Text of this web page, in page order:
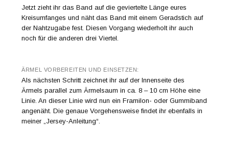
Jetzt zieht ihr das Band auf die geviertelte Länge eures
Kreisumfanges und näht das Band mit einem Geradstich auf
der Nahtzugabe fest. Diesen Vorgang wiederholt ihr auch
noch für die anderen drei Viertel.
ÄRMEL VORBEREITEN UND EINSETZEN:
Als nächsten Schritt zeichnet ihr auf der Innenseite des
Ärmels parallel zum Ärmelsaum in ca. 8 – 10 cm Höhe eine
Linie. An dieser Linie wird nun ein Framilon- oder Gummiband
angenäht. Die genaue Vorgehensweise findet ihr ebenfalls in
meiner „Jersey-Anleitung“.